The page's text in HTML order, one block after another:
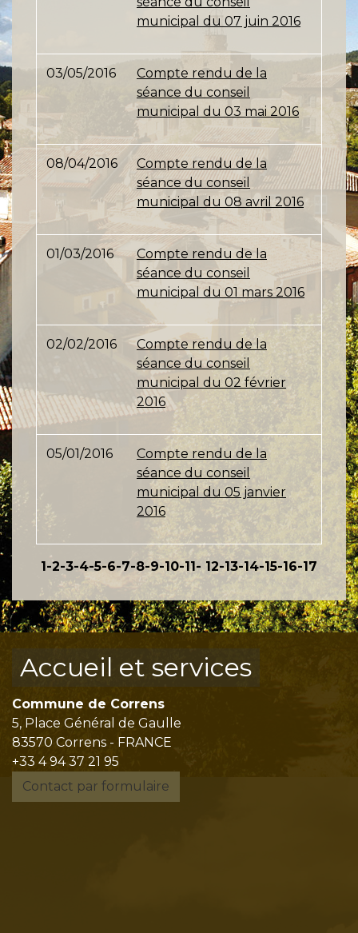
municipal du 07 juin 2016
03/05/2016
Compte rendu de la
séance du conseil
municipal du 03 mai 2016
08/04/2016
Compte rendu de la
séance du conseil
municipal du 08 avril 2016
01/03/2016
Compte rendu de la
séance du conseil
municipal du 01 mars 2016
02/02/2016
Compte rendu de la
séance du conseil
municipal du 02 février
2016
05/01/2016
Compte rendu de la
séance du conseil
municipal du 05 janvier
2016
1-2-3-4-5-6-7-8-9-10-11- 12-13-14-15-16-17
Accueil et services
Commune de Correns
5, Place Général de Gaulle
83570 Correns - FRANCE
+33 4 94 37 21 95
Contact par formulaire